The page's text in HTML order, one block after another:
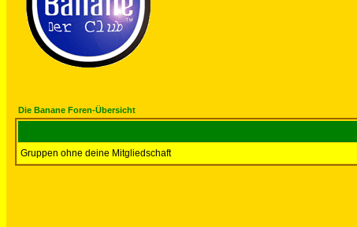
Die Banane Foren-Übersicht
Gruppen ohne deine Mitgliedschaft